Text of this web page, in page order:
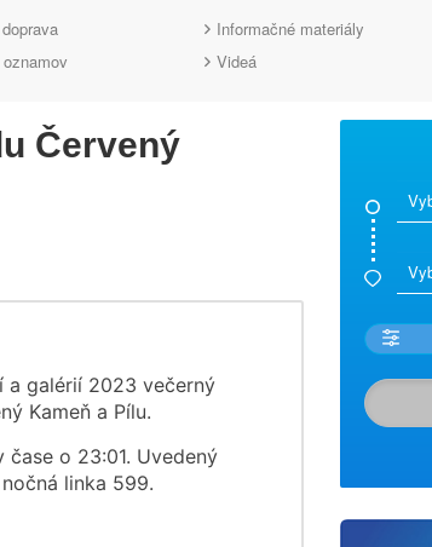
Informačné materiály
Videá
Červený
a galérií 2023 večerný
Kameň a Pílu.
o 23:01. Uvedený
linka 599.